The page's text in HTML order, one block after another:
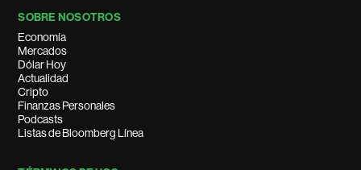
SOBRE NOSOTROS
Economía
Mercados
Dólar Hoy
Actualidad
Cripto
Finanzas Personales
Podcasts
Listas de Bloomberg Línea